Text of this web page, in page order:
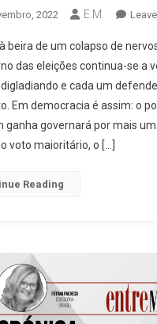
2022 E.M.
beira de um colapso de
das eleições continua-se a
e cada um
Em democracia é assim: o
ganha governará por mais
voto maioritário, o […]
Reading